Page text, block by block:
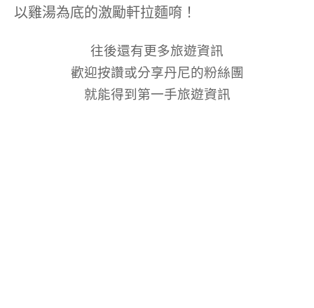
以雞湯為底的激勵軒拉麵唷！
往後還有更多旅遊資訊
歡迎按讚或分享丹尼的粉絲團
就能得到第一手旅遊資訊